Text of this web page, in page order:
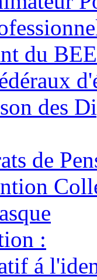
du
des
de
:
á